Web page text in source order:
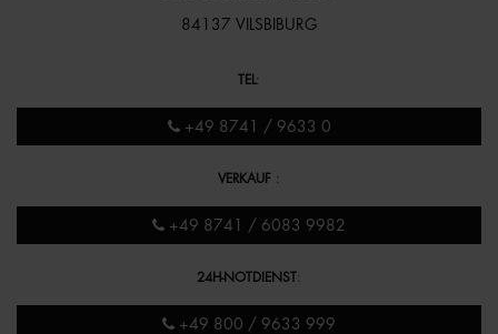
84137 VILSBIBURG
TEL :
+49 8741 / 9633 0
VERKAUF :
+49 8741 / 6083 9982
24H-NOTDIENST:
+49 800 / 9633 999